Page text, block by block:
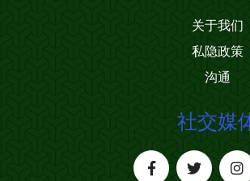
关于我们
私隐政策
沟通
社交媒